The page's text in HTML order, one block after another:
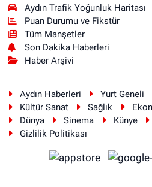
Aydın Trafik Yoğunluk Haritası
Puan Durumu ve Fikstür
Tüm Manşetler
Son Dakika Haberleri
Haber Arşivi
Aydın Haberleri Yurt Geneli
Kültür Sanat
Sağlık
Dünya
Sinema Künye
Gizlilik Politikası